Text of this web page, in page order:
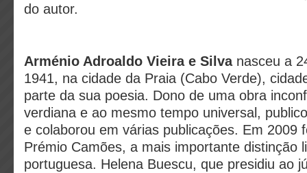
do autor.
Arménio Adroaldo Vieira e Silvanasceu a
1941, na cidade da Praia (Cabo Verde),
parte da sua poesia. Dono de uma obra
verdiana e ao mesmo tempo universal,
e colaborou em várias publicações. Em 2009
Prémio Camões, a mais importante distinção
portuguesa. Helena Buescu, que presidiu ao